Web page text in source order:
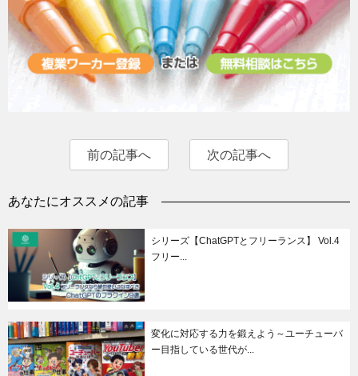
前の記事へ 次の記事へ
あなたにオススメの記事
シリーズ【ChatGPTとフリーランス】 Vol.4
フリー...
変化に対応する力を鍛えよう～ユーチューバ
ー目指している世代が...